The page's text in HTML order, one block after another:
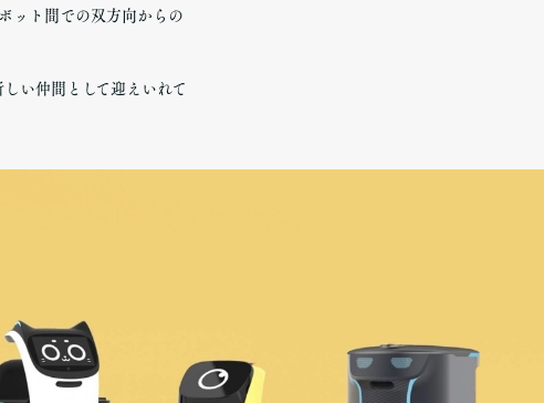
ット間での双方向からの
い仲間として迎えいれて